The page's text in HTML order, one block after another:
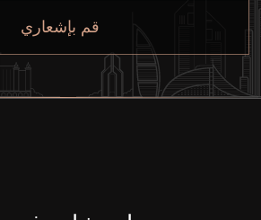
قم بإشعاري